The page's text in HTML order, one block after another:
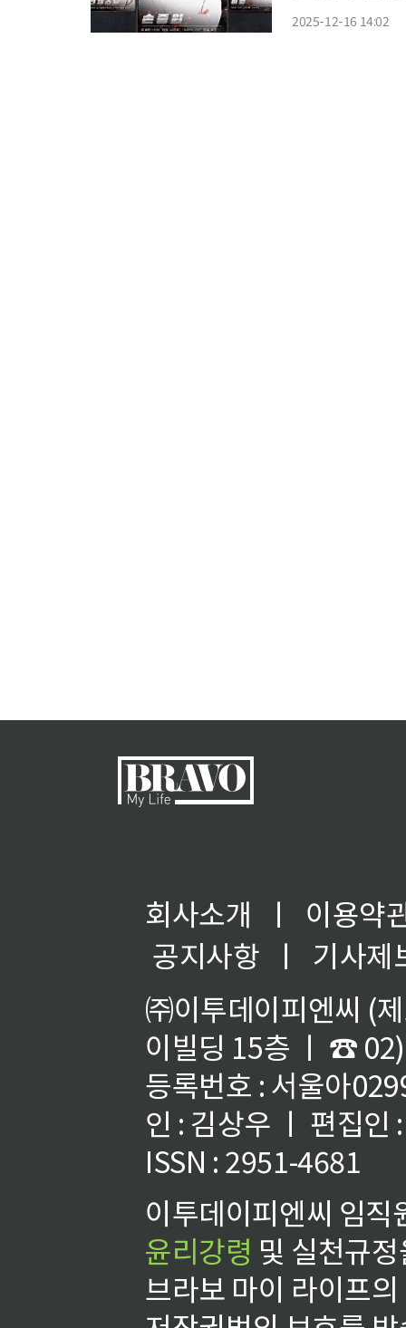
2025-12-16 14:02
회사소개 ㅣ
이용약
공지사항
ㅣ
기사제
㈜이투데이피엔씨 (
이빌딩 15층 ㅣ ☎
등록번호 : 서울아
인 : 김상우 ㅣ 편집인
ISSN : 2951-4681
이투데이피엔씨 임
윤리강령 및 실천규
브라보 마이 라이프